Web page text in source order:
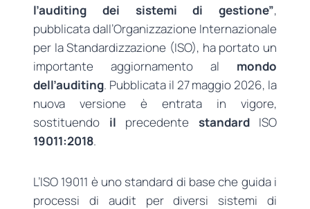
l’auditing dei sistemi di gestione”,
pubblicata dall’Organizzazione Internazionale
per la Standardizzazione (ISO), ha portato un
importante aggiornamento al mondo
dell’auditing. Pubblicata il 27 maggio 2026, la
nuova versione è entrata in vigore,
sostituendo il precedente standardISO
19011:2018.
L’ISO 19011 è uno standard di base che guida i
processi di audit per diversi sistemi di